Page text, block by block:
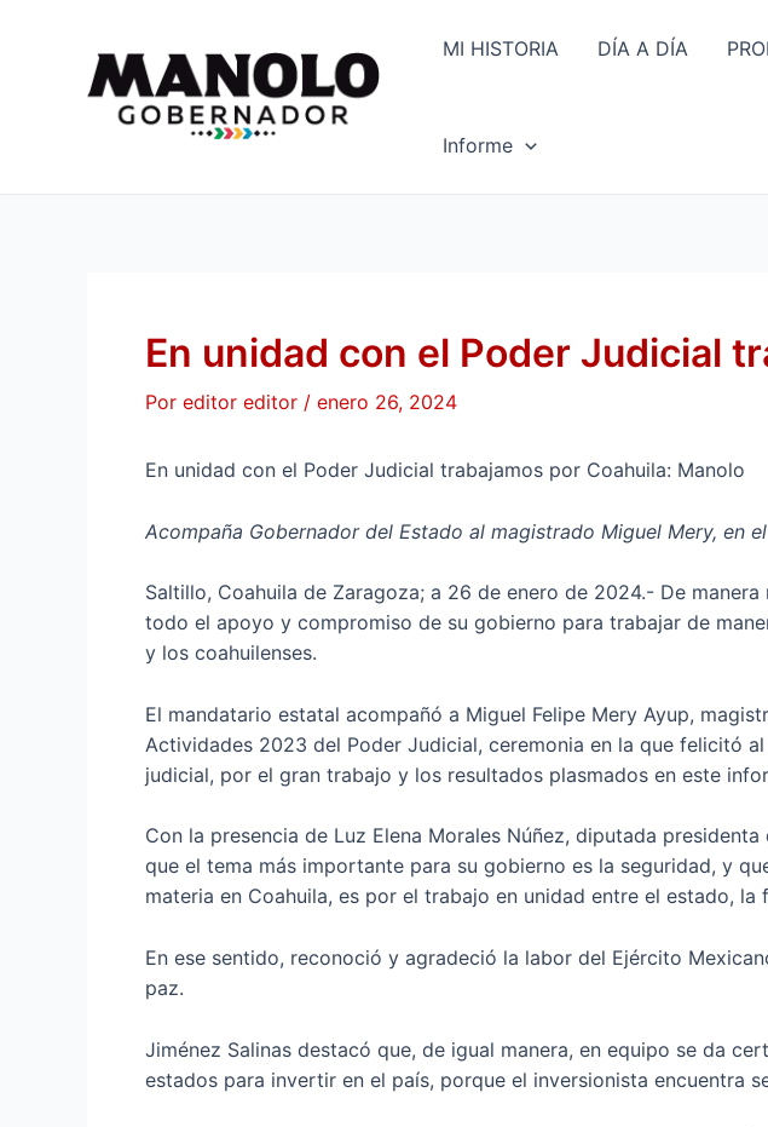
MI HISTORIA DÍA A DÍA
Informe
En unidad con el Poder Judicial
Por editor editor / enero 26, 2024
En unidad con el Poder Judicial trabajamos por Coahuila: Manolo
Acompaña Gobernador del Estado al magistrado Miguel Mery, en
Saltillo, Coahuila de Zaragoza; a 26 de enero de 2024.- De
todo el apoyo y compromiso de su gobierno para trabajar de
y los coahuilenses.
El mandatario estatal acompañó a Miguel Felipe Mery Ayup,
Actividades 2023 del Poder Judicial, ceremonia en la que felicitó
judicial, por el gran trabajo y los resultados plasmados en este
Con la presencia de Luz Elena Morales Núñez, diputada
que el tema más importante para su gobierno es la seguridad, y
materia en Coahuila, es por el trabajo en unidad entre el estado,
En ese sentido, reconoció y agradeció la labor del Ejército
paz.
Jiménez Salinas destacó que, de igual manera, en equipo se da
estados para invertir en el país, porque el inversionista encuentra
entradas